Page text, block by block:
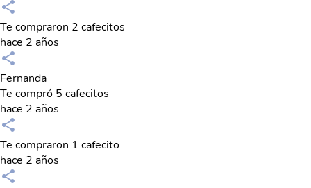
Te compraron 2 cafecitos
hace 2 años
Fernanda
Te compró 5 cafecitos
hace 2 años
Te compraron 1 cafecito
hace 2 años